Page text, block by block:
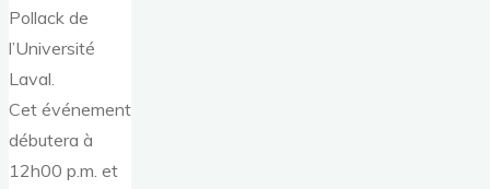
Pollack de
l’Université
Laval.
Cet événement
débutera à
12h00 p.m. et